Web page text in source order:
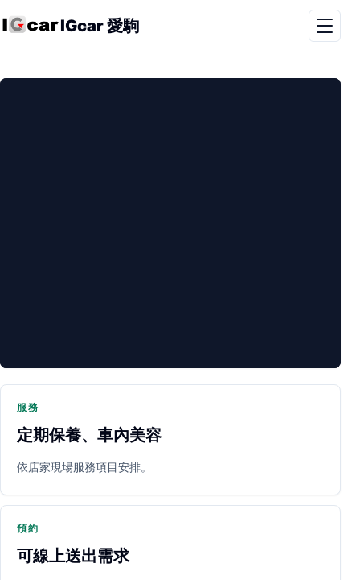
IGcar 愛駒
PARTNER SHOP
服務
定期保養、車內美容
依店家現場服務項目安排。
預約
可線上送出需求